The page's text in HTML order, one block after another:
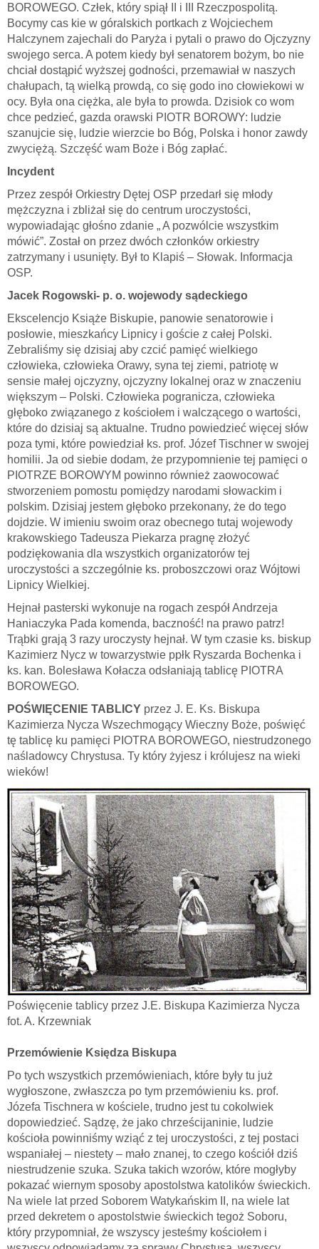
BOROWEGO. Człek, który spiął II i III Rzeczpospolitą.
Bocymy cas kie w góralskich portkach z Wojciechem
Halczynem zajechali do Paryża i pytali o prawo do Ojczyzny
swojego serca. A potem kiedy był senatorem bożym, bo nie
chciał dostąpić wyższej godności, przemawiał w naszych
chałupach, tą wielką prowdą, co się godo ino cłowiekowi w
ocy. Była ona ciężka, ale była to prowda. Dzisiok co wom
chce pedzieć, gazda orawski PIOTR BOROWY: ludzie
szanujcie się, ludzie wierzcie bo Bóg, Polska i honor zawdy
zwyciężą. Szczęść wam Boże i Bóg zapłać.
Incydent
Przez zespół Orkiestry Dętej OSP przedarł się młody
mężczyzna i zbliżał się do centrum uroczystości,
wypowiadając głośno zdanie „ A pozwólcie wszystkim
mówić”. Został on przez dwóch członków orkiestry
zatrzymany i usunięty. Był to Klapiś – Słowak. Informacja
OSP.
Jacek Rogowski- p. o. wojewody sądeckiego
Ekscelencjo Książe Biskupie, panowie senatorowie i
posłowie, mieszkańcy Lipnicy i goście z całej Polski.
Zebraliśmy się dzisiaj aby czcić pamięć wielkiego
człowieka, człowieka Orawy, syna tej ziemi, patriotę w
sensie małej ojczyzny, ojczyzny lokalnej oraz w znaczeniu
większym – Polski. Człowieka pogranicza, człowieka
głęboko związanego z kościołem i walczącego o wartości,
które do dzisiaj są aktualne. Trudno powiedzieć więcej słów
poza tymi, które powiedział ks. prof. Józef Tischner w swojej
homilii. Ja od siebie dodam, że przypomnienie tej pamięci o
PIOTRZE BOROWYM powinno również zaowocować
stworzeniem pomostu pomiędzy narodami słowackim i
polskim. Dzisiaj jestem głęboko przekonany, że do tego
dojdzie. W imieniu swoim oraz obecnego tutaj wojewody
krakowskiego Tadeusza Piekarza pragnę złożyć
podziękowania dla wszystkich organizatorów tej
uroczystości a szczególnie ks. proboszczowi oraz Wójtowi
Lipnicy Wielkiej.
Hejnał pasterski wykonuje na rogach zespół Andrzeja
Haniaczyka Pada komenda, baczność! na prawo patrz!
Trąbki grają 3 razy uroczysty hejnał. W tym czasie ks. biskup
Kazimierz Nycz w towarzystwie ppłk Ryszarda Bochenka i
ks. kan. Bolesława Kołacza odsłaniają tablicę PIOTRA
BOROWEGO.
POŚWIĘCENIE TABLICY przez J. E. Ks. Biskupa
Kazimierza Nycza Wszechmogący Wieczny Boże, poświęć
tę tablicę ku pamięci PIOTRA BOROWEGO, niestrudzonego
naśladowcy Chrystusa. Ty który żyjesz i królujesz na wieki
wieków!
Poświęcenie tablicy przez J.E. Biskupa Kazimierza Nycza
fot. A. Krzewniak
Przemówienie Księdza Biskupa
Po tych wszystkich przemówieniach, które były tu już
wygłoszone, zwłaszcza po tym przemówieniu ks. prof.
Józefa Tischnera w kościele, trudno jest tu cokolwiek
dopowiedzieć. Sądzę, że jako chrześcijaninie, ludzie
kościoła powinniśmy wziąć z tej uroczystości, z tej postaci
wspaniałej – niestety – mało znanej, to czego kościół dziś
niestrudzenie szuka. Szuka takich wzorów, które mogłyby
pokazać wiernym sposoby apostolstwa katolików świeckich.
Na wiele lat przed Soborem Watykańskim II, na wiele lat
przed dekretem o apostolstwie świeckich tegoż Soboru,
który przypomniał, że wszyscy jesteśmy kościołem i